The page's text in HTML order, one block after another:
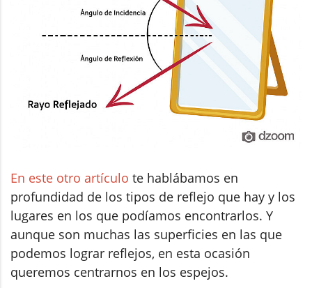
En este otro artículo te hablábamos en
profundidad de los tipos de reflejo que hay y los
lugares en los que podíamos encontrarlos. Y
aunque son muchas las superficies en las que
podemos lograr reflejos, en esta ocasión
queremos centrarnos en los espejos.